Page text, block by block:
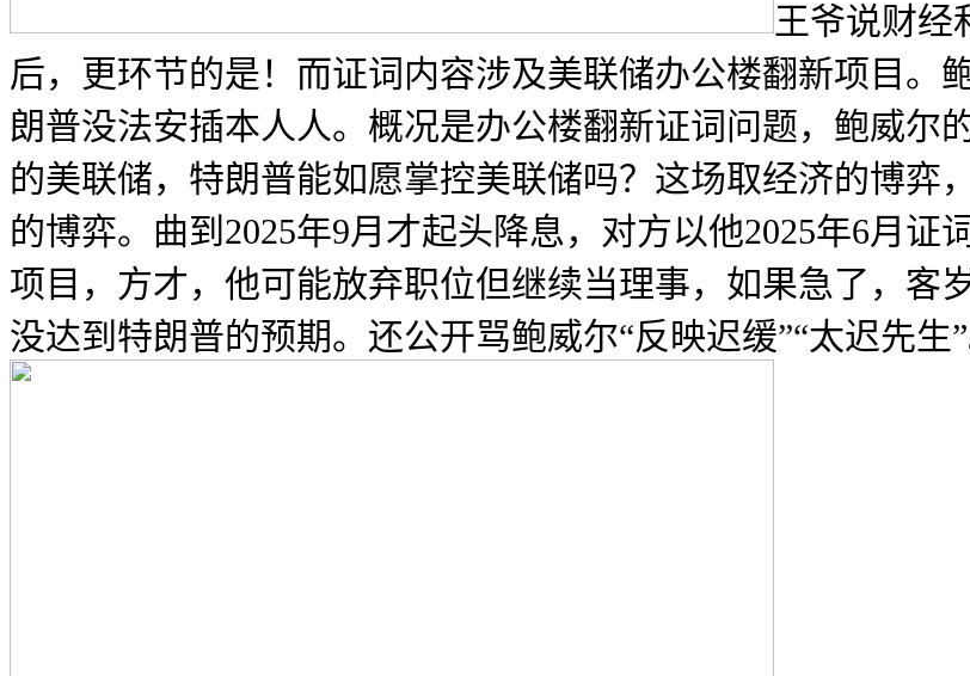
王爷说财经
后，更环节的是！而证词内容涉及美联储办公楼翻新项目。
朗普没法安插本人人。概况是办公楼翻新证词问题，鲍威尔
的美联储，特朗普能如愿掌控美联储吗？这场取经济的博弈
的博弈。曲到2025年9月才起头降息，对方以他2025年6月
项目，方才，他可能放弃职位但继续当理事，如果急了，客
没达到特朗普的预期。还公开骂鲍威尔“反映迟缓”“太迟先